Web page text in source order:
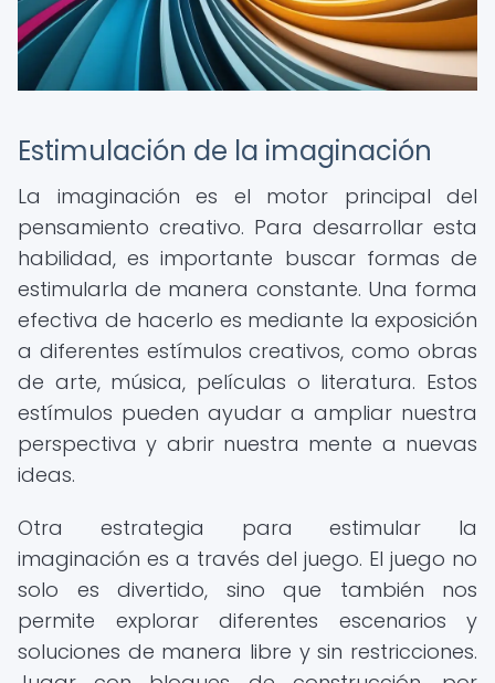
Estimulación de la imaginación
La imaginación es el motor principal del
pensamiento creativo. Para desarrollar esta
habilidad, es importante buscar formas de
estimularla de manera constante. Una forma
efectiva de hacerlo es mediante la exposición
a diferentes estímulos creativos, como obras
de arte, música, películas o literatura. Estos
estímulos pueden ayudar a ampliar nuestra
perspectiva y abrir nuestra mente a nuevas
ideas.
Otra estrategia para estimular la
imaginación es a través del juego. El juego no
solo es divertido, sino que también nos
permite explorar diferentes escenarios y
soluciones de manera libre y sin restricciones.